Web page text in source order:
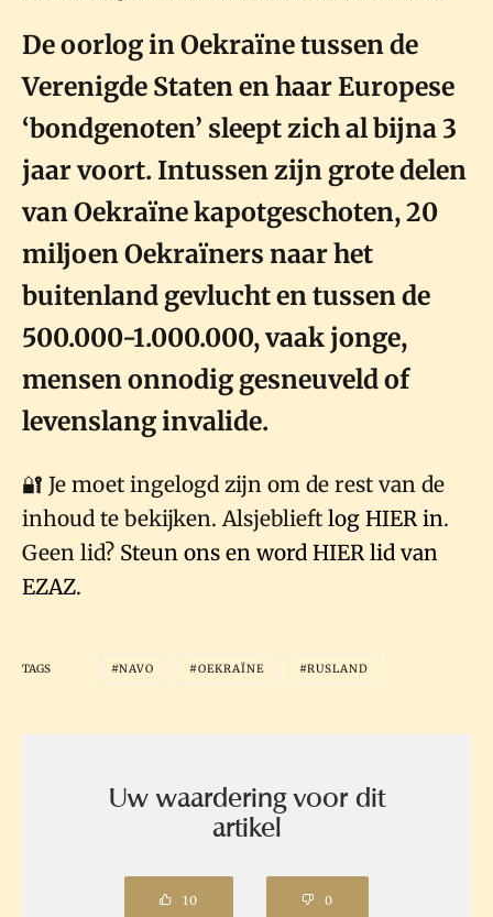
De oorlog in Oekraïne tussen de
Verenigde Staten en haar Europese
‘bondgenoten’ sleept zich al bijna 3
jaar voort. Intussen zijn grote delen
van Oekraïne kapotgeschoten, 20
miljoen Oekraïners naar het
buitenland gevlucht en tussen de
500.000-1.000.000, vaak jonge,
mensen onnodig gesneuveld of
levenslang invalide.
🔐 Je moet ingelogd zijn om de rest van de
inhoud te bekijken. Alsjeblieft log HIER in.
Geen lid? Steun ons en word HIER lid van
EZAZ.
TAGS NAVO OEKRAÏNE RUSLAND
Uw waardering voor dit
artikel
10 0